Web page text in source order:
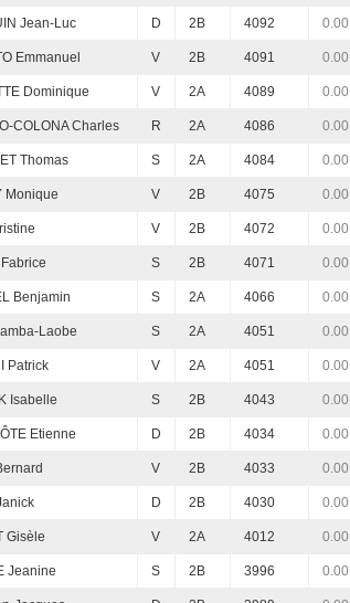
Jean-Luc D 2B 4092 0.00
Emmanuel V 2B 4091 0.00
Dominique V 2A 4089 0.00
COLONA Charles R 2A 4086 0.00
Thomas S 2A 4084 0.00
Monique V 2B 4075 0.00
V 2B 4072 0.00
S 2B 4071 0.00
Benjamin S 2A 4066 0.00
Laobe S 2A 4051 0.00
Patrick V 2A 4051 0.00
Isabelle S 2B 4043 0.00
Etienne D 2B 4034 0.00
V 2B 4033 0.00
D 2B 4030 0.00
Gisèle V 2A 4012 0.00
Jeanine S 2B 3996 0.00